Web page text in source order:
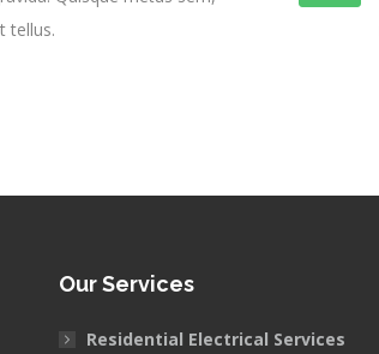
tellus.
Our Services
Residential Electrical Services